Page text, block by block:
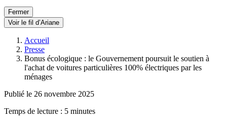
Fermer
Voir le fil d’Ariane
Accueil
Presse
Bonus écologique : le Gouvernement poursuit le soutien à
l'achat de voitures particulières 100% électriques par les
ménages
Publié le 26 novembre 2025
Temps de lecture : 5 minutes